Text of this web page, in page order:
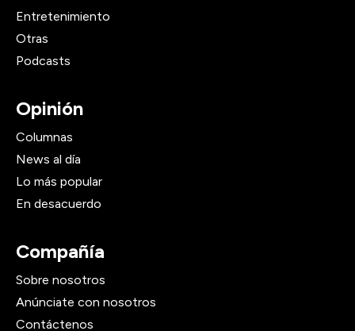
Entretenimiento
Otras
Podcasts
Opinión
Columnas
News al día
Lo más popular
En desacuerdo
Compañía
Sobre nosotros
Anúnciate con nosotros
Contáctenos